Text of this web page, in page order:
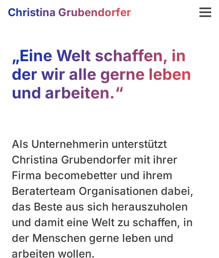
Christina Grubendorfer
„Eine Welt schaffen, in
der wir alle gerne leben
und arbeiten.“
Als Unternehmerin unterstützt
Christina Grubendorfer mit ihrer
Firma becomebetter und ihrem
Beraterteam Organisationen dabei,
das Beste aus sich herauszuholen
und damit eine Welt zu schaffen, in
der Menschen gerne leben und
arbeiten wollen.